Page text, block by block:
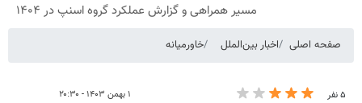
مسیر همراهی و گزارش عملکرد گروه اسنپ در ۱۴۰۴
صفحه اصلی اخبار بین‌الملل خاورمیانه
۵ نفر ۱ بهمن ۱۴۰۳ - ۲۰:۳۰